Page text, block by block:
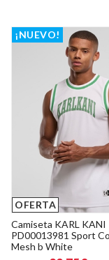
OFERTA
¡NUEVO!
Camiseta KARL KANI
PD00013981 Sport
Mesh b White